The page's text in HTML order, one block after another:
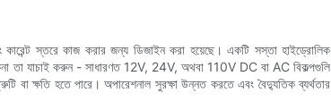
কারেন্ট স্তরে কাজ করার জন্য ডিজাইন করা হয়েছে। একটি সস্তা হাইড্রোলিক
তা যাচাই করুন - সাধারণত 12V, 24V, অথবা 110V DC বা AC বিকল্পগুলি
বা ক্ষতি হতে পারে। অপারেশনাল সুরক্ষা উন্নত করতে এবং বৈদ্যুতিক ব্যর্থতার